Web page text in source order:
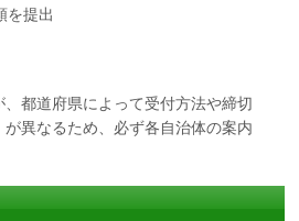
を提出
都道府県によって受付方法や締切
異なるため、必ず各自治体の案内